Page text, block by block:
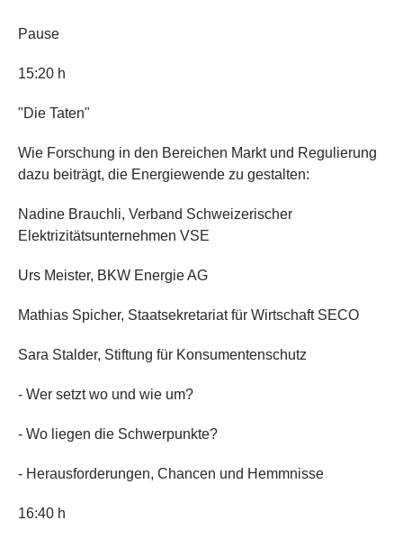
Pause
15:20 h
"Die Taten"
Wie Forschung in den Bereichen Markt und Regulierung
dazu beiträgt, die Energiewende zu gestalten:
Nadine Brauchli, Verband Schweizerischer
Elektrizitätsunternehmen VSE
Urs Meister, BKW Energie AG
Mathias Spicher, Staatsekretariat für Wirtschaft SECO
Sara Stalder, Stiftung für Konsumentenschutz
- Wer setzt wo und wie um?
- Wo liegen die Schwerpunkte?
- Herausforderungen, Chancen und Hemmnisse
16:40 h